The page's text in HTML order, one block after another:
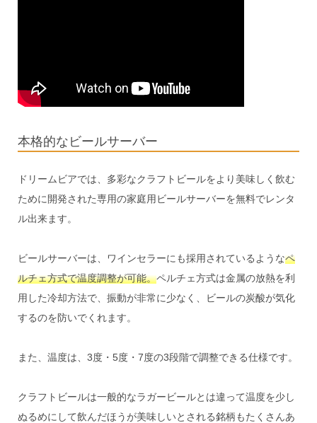
本格的なビールサーバー
ドリームビアでは、多彩なクラフトビールをより美味しく飲む
ために開発された専用の家庭用ビールサーバーを無料でレンタ
ル出来ます。
ビールサーバーは、ワインセラーにも採用されているようなペ
ルチェ方式で温度調整が可能。ペルチェ方式は金属の放熱を利
用した冷却方法で、振動が非常に少なく、ビールの炭酸が気化
するのを防いでくれます。
また、温度は、3度・5度・7度の3段階で調整できる仕様です。
クラフトビールは一般的なラガービールとは違って温度を少し
ぬるめにして飲んだほうが美味しいとされる銘柄もたくさんあ